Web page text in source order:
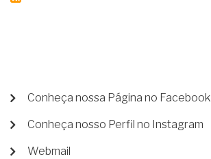
MENU
CONTA
DE
Conheça nossa Página no Facebook
Conheça nosso Perfil no Instagram
Webmail